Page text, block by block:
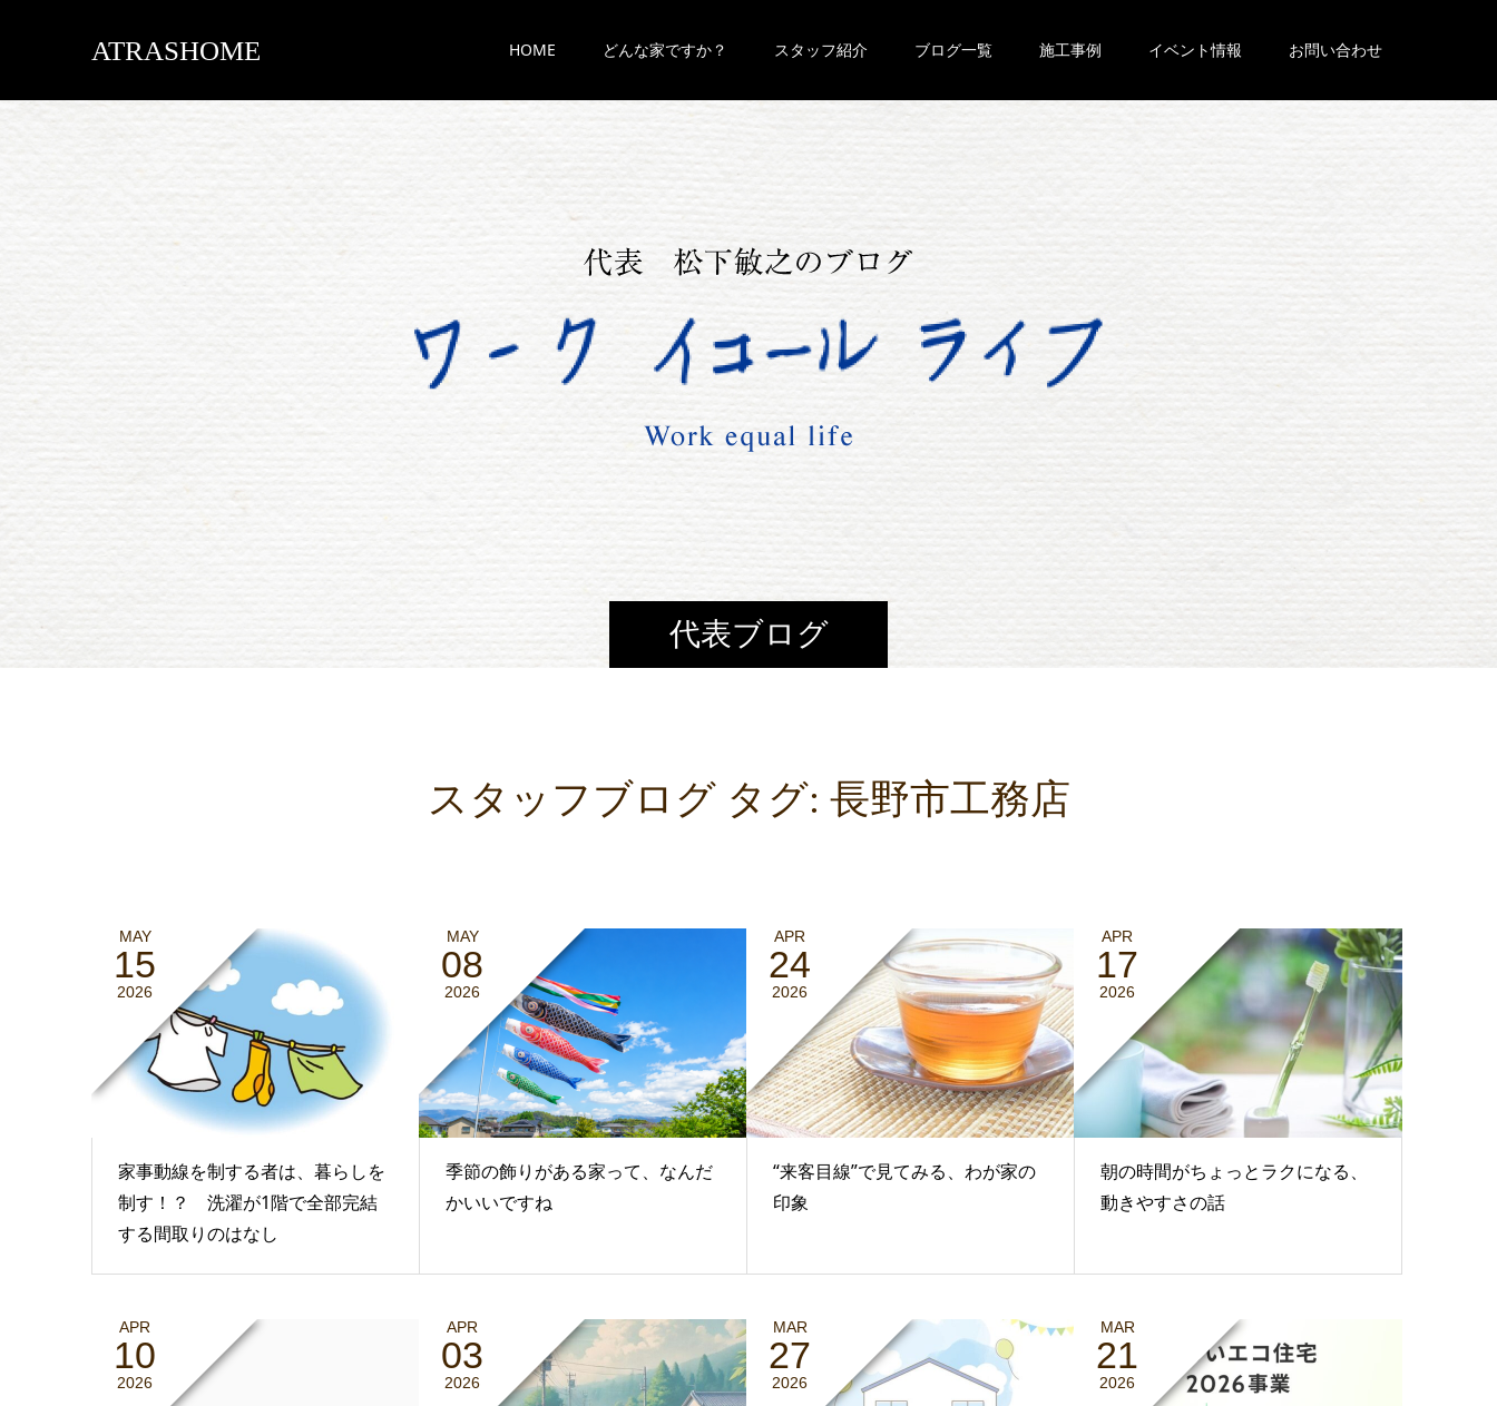
ATRASHOME HOME どんな家ですか？ スタッフ紹介 ブログ一覧 施工事例 イベント情報 お問い合わせ
代表ブログ
スタッフブログ タグ: 長野市工務店
MAY
15
2026
家事動線を制する者は、暮らしを
制す！？ 洗濯が1階で全部完結
する間取りのはなし
MAY
08
2026
季節の飾りがある家って、なんだ
かいいですね
APR
24
2026
“来客目線”で見てみる、わが家の
印象
APR
17
2026
朝の時間がちょっとラクになる、
動きやすさの話
APR
10
2026
APR
03
2026
MAR
27
2026
MAR
21
2026